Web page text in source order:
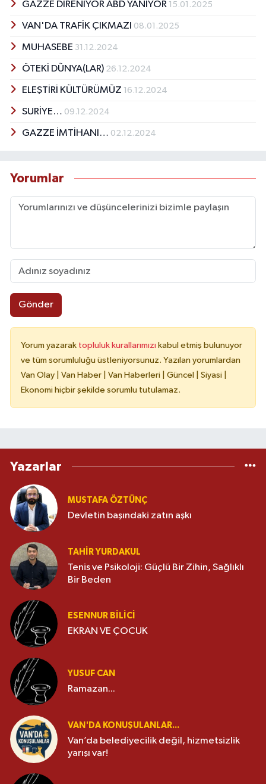
GAZZE DİRENİYOR ABD YANIYOR 15.01.2025
VAN'DA TRAFİK ÇIKMAZI 08.01.2025
MUHASEBE 31.12.2024
ÖTEKİ DÜNYA(LAR) 26.12.2024
ELEŞTİRİ KÜLTÜRÜMÜZ 16.12.2024
SURİYE… 09.12.2024
GAZZE İMTİHANI… 02.12.2024
Yorumlar
Gönder
Yorum yazarak topluluk kurallarımızı kabul etmiş bulunuyor
ve tüm sorumluluğu üstleniyorsunuz. Yazılan yorumlardan
Van Olay | Van Haber | Van Haberleri | Güncel | Siyasi |
Ekonomi hiçbir şekilde sorumlu tutulamaz.
Yazarlar
MUSTAFA ÖZTÜNÇ
Devletin başındaki zatın aşkı
TAHIR YURDAKUL
Tenis ve Psikoloji: Güçlü Bir Zihin, Sağlıklı
Bir Beden
ESENNUR BİLİCİ
EKRAN VE ÇOCUK
YUSUF CAN
Ramazan...
VAN'DA KONUŞULANLAR...
Van’da belediyecilik değil, hizmetsizlik
yarışı var!